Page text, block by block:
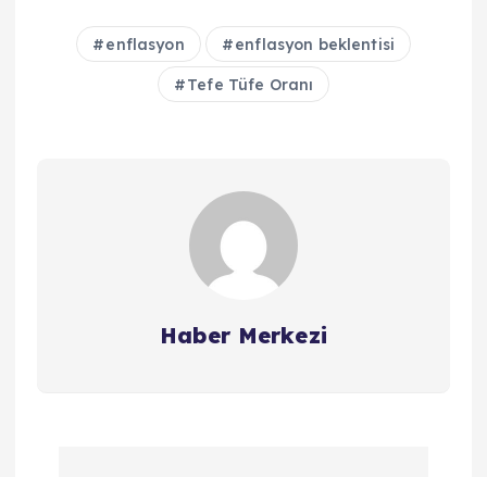
enflasyon enflasyon beklentisi
Tefe Tüfe Oranı
Haber Merkezi